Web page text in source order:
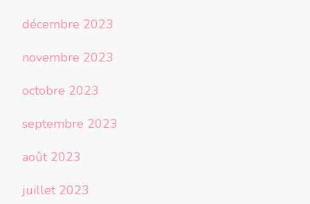
décembre 2023
novembre 2023
octobre 2023
septembre 2023
août 2023
juillet 2023